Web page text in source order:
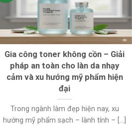
Gia công toner không cồn – Giải
pháp an toàn cho làn da nhạy
cảm và xu hướng mỹ phẩm hiện
đại
Trong ngành làm đẹp hiện nay, xu
hướng mỹ phẩm sạch – lành tính – [...]